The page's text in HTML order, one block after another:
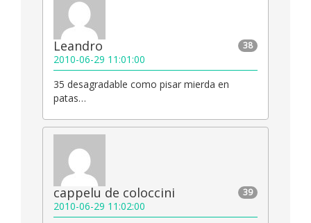
38
Leandro
2010-06-29 11:01:00
35 desagradable como pisar mierda en
patas…
39
cappelu de coloccini
2010-06-29 11:02:00